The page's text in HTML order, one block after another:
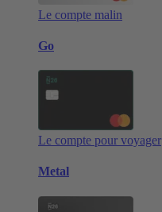
Le compte malin
Go
Le compte pour voyager
Metal